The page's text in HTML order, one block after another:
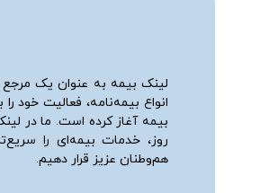
لینک بیمه به عنوان یک
انواع بیمه‌نامه، فعالیت خود
بیمه آغاز کرده است. ما در
روز، خدمات بیمه‌ای را
هم‌وطنان عزیز قرار دهیم.